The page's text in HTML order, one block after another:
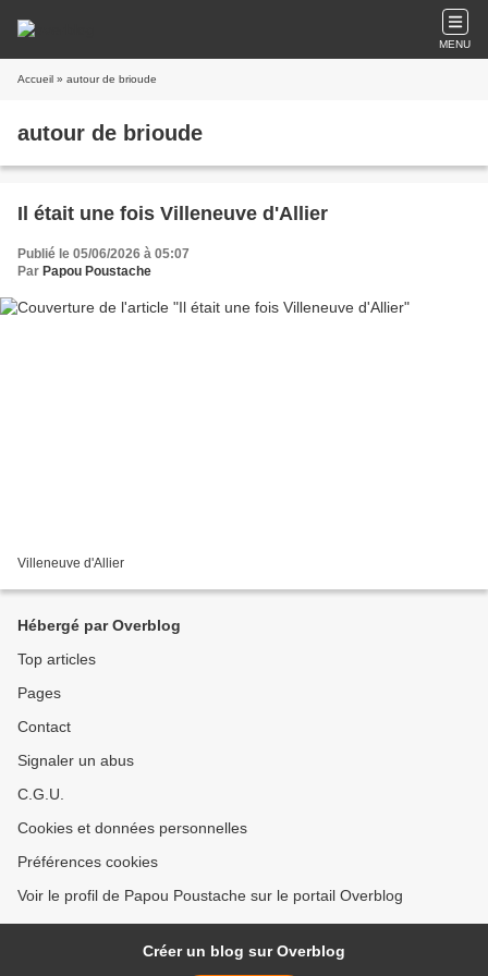
MENU
Accueil » autour de brioude
autour de brioude
Il était une fois Villeneuve d'Allier
Publié le 05/06/2026 à 05:07
Par Papou Poustache
Villeneuve d'Allier
Hébergé par Overblog
Top articles
Pages
Contact
Signaler un abus
C.G.U.
Cookies et données personnelles
Préférences cookies
Voir le profil de Papou Poustache sur le portail Overblog
Créer un blog sur Overblog